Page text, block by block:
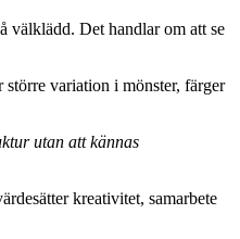
välklädd. Det handlar om att se
större variation i mönster, färger
utan att kännas
kreativitet, samarbete